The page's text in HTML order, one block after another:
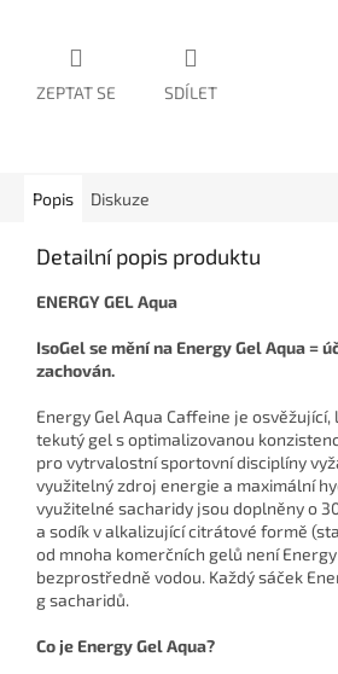
ZEPTAT SE SDÍLET
Popis Diskuze
Detailní popis produktu
ENERGY GEL Aqua
IsoGel se mění na Energy Gel Aqua =
zachován.
Energy Gel Aqua Caffeine je
tekutý gel s optimalizovanou
pro vytrvalostní sportovní disciplíny
využitelný zdroj energie a maximální
využitelné sacharidy jsou doplněny o
a sodík v alkalizující citrátové formě
od mnoha komerčních gelů není
bezprostředně vodou. Každý sáček
g sacharidů.
Co je Energy Gel Aqua?